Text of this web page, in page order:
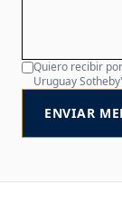
Quiero recibir
Uruguay
ENVIAR